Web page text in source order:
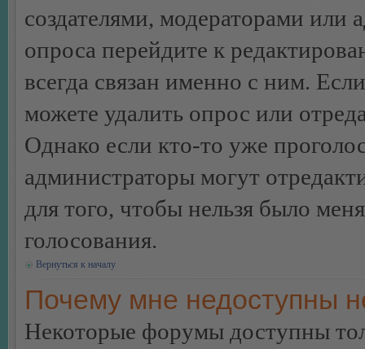
создателями, модераторами или
опроса перейдите к
всегда связан именно с ним.
можете удалить опрос или
Однако если кто-то уже
администраторы могут
для того, чтобы нельзя было
голосования.
Вернуться к началу
Почему мне недоступны
Некоторые форумы доступны